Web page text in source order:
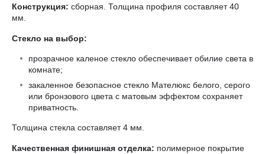
Конструкция: сборная. Толщина профиля составляет 40
мм.
Стекло на выбор:
прозрачное каленое стекло обеспечивает обилие света в
комнате;
закаленное безопасное стекло Мателюкс белого, серого
или бронзового цвета с матовым эффектом сохраняет
приватность.
Толщина стекла составляет 4 мм.
Качественная финишная отделка: полимерное покрытие